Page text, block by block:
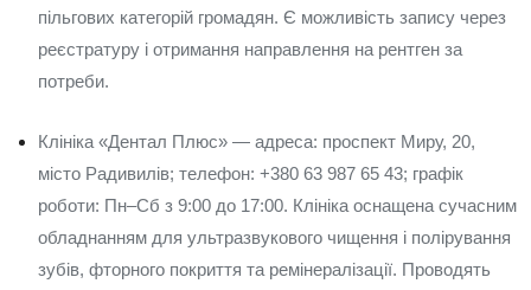
пільгових категорій громадян. Є можливість запису через
реєстратуру і отримання направлення на рентген за
потреби.
Клініка «Дентал Плюс» — адреса: проспект Миру, 20,
місто Радивилів; телефон: +380 63 987 65 43; графік
роботи: Пн–Сб з 9:00 до 17:00. Клініка оснащена сучасним
обладнанням для ультразвукового чищення і полірування
зубів, фторного покриття та ремінералізації. Проводять